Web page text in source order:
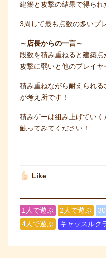
建築と攻撃の結果で得られ
3周して最も点数の多いプ
～店長からの一言～
段数を積み重ねると建築点
攻撃に弱いと他のプレイヤ
積み重ねながら耐えられ
が考え所です！
積みゲーは組み上げてい
触ってみてください！
Like
1人で遊ぶ 2人で遊ぶ
4人で遊ぶ
キャッスルク